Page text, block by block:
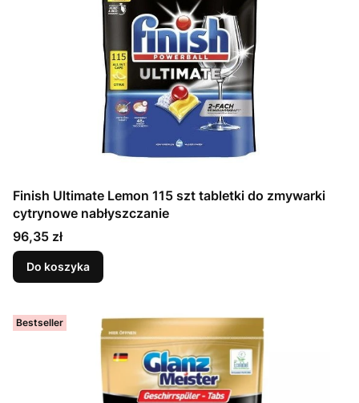
Finish Ultimate Lemon 115 szt tabletki do zmywarki
cytrynowe nabłyszczanie
Cena
96,35 zł
Do koszyka
Bestseller